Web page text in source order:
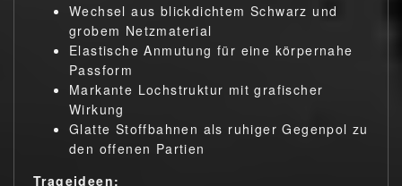
Wechsel aus blickdichtem Schwarz und
grobem Netzmaterial
Elastische Anmutung für eine körpernahe
Passform
Markante Lochstruktur mit grafischer
Wirkung
Glatte Stoffbahnen als ruhiger Gegenpol zu
den offenen Partien
Trageideen: